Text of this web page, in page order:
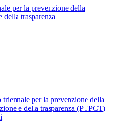
per la prevenzione della
della trasparenza
triennale per la prevenzione della
e della trasparenza (PTPCT)